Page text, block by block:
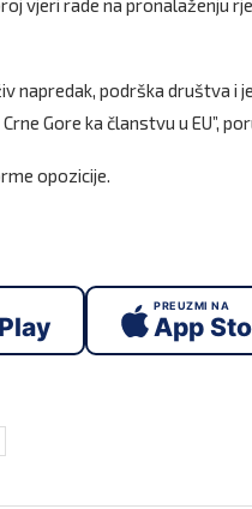
vjeri rade na pronalaženju
napredak, podrška društva
Gore ka članstvu u EU”,
opozicije.
PREUZMI NA
App